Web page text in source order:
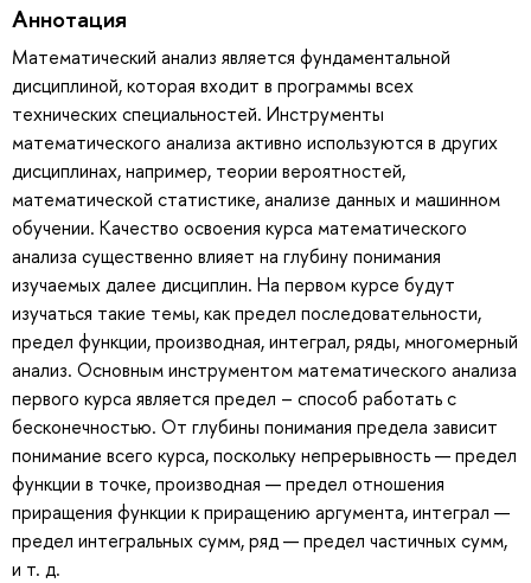
Аннотация
Математический анализ является фундаментальной
дисциплиной, которая входит в программы всех
технических специальностей. Инструменты
математического анализа активно используются в других
дисциплинах, например, теории вероятностей,
математической статистике, анализе данных и машинном
обучении. Качество освоения курса математического
анализа существенно влияет на глубину понимания
изучаемых далее дисциплин. На первом курсе будут
изучаться такие темы, как предел последовательности,
предел функции, производная, интеграл, ряды, многомерный
анализ. Основным инструментом математического анализа
первого курса является предел – способ работать с
бесконечностью. От глубины понимания предела зависит
понимание всего курса, поскольку непрерывность — предел
функции в точке, производная — предел отношения
приращения функции к приращению аргумента, интеграл —
предел интегральных сумм, ряд — предел частичных сумм,
и т. д.